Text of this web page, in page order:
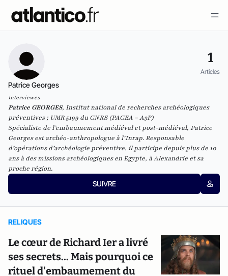
1
Articles
Patrice Georges
Interviewes
Patrice GEORGES, Institut national de recherches archéologiques
préventives; UMR 5199 du CNRS (PACEA – A3P)
Spécialiste de l’embaumement médiéval et post-médiéval, Patrice
Georges est archéo-anthropologue à l’Inrap. Responsable
d’opérations d’archéologie préventive, il participe depuis plus de 10
ans à des missions archéologiques en Egypte, à Alexandrie et sa
proche région.
SUIVRE
RELIQUES
Le cœur de Richard Ier a livré
ses secrets... Mais pourquoi ce
rituel d'embaumement du